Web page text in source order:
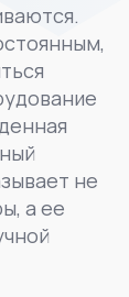
не
а ее